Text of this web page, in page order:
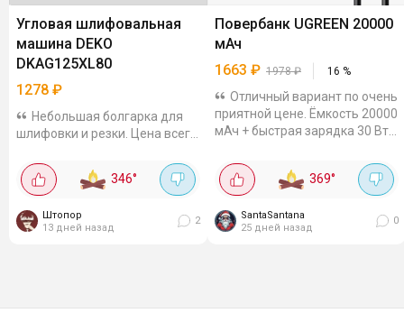
Угловая шлифовальная
машина DEKO
DKAG125XL80
1278 ₽
Небольшая болгарка для
шлифовки и резки. Цена всего
мощность 800 Вт, диаметром
диска 125 мм и скоростью
дачи самое...
346°
Штопор
13 дней назад
2
Повербанк UGREEN 20000
мАч
1663 ₽ 1978₽ 16 %
Отличный вариант по очень
приятной цене. Ёмкость 20000
мАч + быстрая зарядка 30 Вт.
заряжает быстро, например,
iPhone 16 Pro можно
подпитать на 55% всего...
369°
SantaSantana
25 дней назад
0